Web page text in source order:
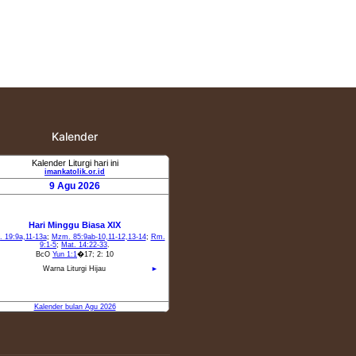
Kalender